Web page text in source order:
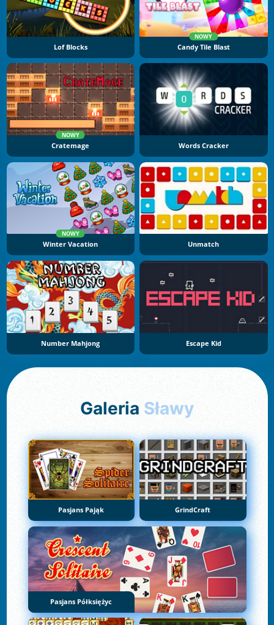
Lof Blocks
NOWY
Candy Tile Blast
NOWY
Cratemage Words Cracker
NOWY
Winter Vacation Unmatch
Number Mahjong Escape Kid
Galeria Sławy
Pasjans Pająk GrindCraft
Pasjans Półksiężyc